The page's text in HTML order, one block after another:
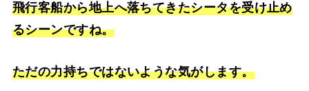
飛行客船から地上へ落ちてきたシータを受け止め
るシーンですね。
ただの力持ちではないような気がします。